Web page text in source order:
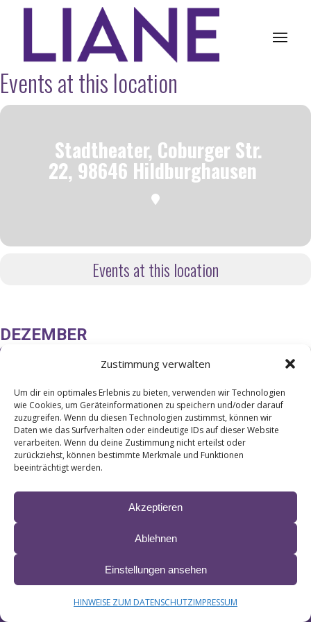
Zustimmung verwalten
Um dir ein optimales Erlebnis zu bieten, verwenden wir Technologien
wie Cookies, um Geräteinformationen zu speichern und/oder darauf
zuzugreifen. Wenn du diesen Technologien zustimmst, können wir
Daten wie das Surfverhalten oder eindeutige IDs auf dieser Website
verarbeiten. Wenn du deine Zustimmung nicht erteilst oder
zurückziehst, können bestimmte Merkmale und Funktionen
beeinträchtigt werden.
Akzeptieren
Ablehnen
Einstellungen ansehen
HINWEISE ZUM DATENSCHUTZIMPRESSUM
Events at this location
Stadtheater, Coburger Str.
22, 98646 Hildburghausen
Events at this location
DEZEMBER
WEIHNACHTEN MIT MICHAEL
HIRTE
WEITERE KÜNSTLER: REINER KIRSTEN,
LINDA FELLER, MICHAEL HIRTE
15:00
Stadtheater, Coburger Str. 22, 98646 Hildburghausen
© 2024 LIANE ∙ site bykrobbdesign&Manfred Esser
DATENSCHUTZ